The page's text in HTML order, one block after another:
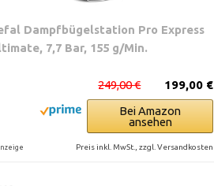
Dampfbügelstation Pro Express
7,7 Bar, 155 g/Min.
199,00 €
249,00 €
Bei Amazon
ansehen
Preis inkl. MwSt., zzgl. Versandkosten